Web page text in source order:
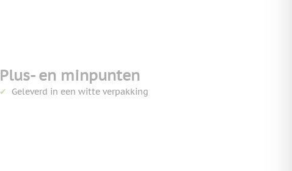
Plus- en minpunten
Geleverd in een witte verpakking